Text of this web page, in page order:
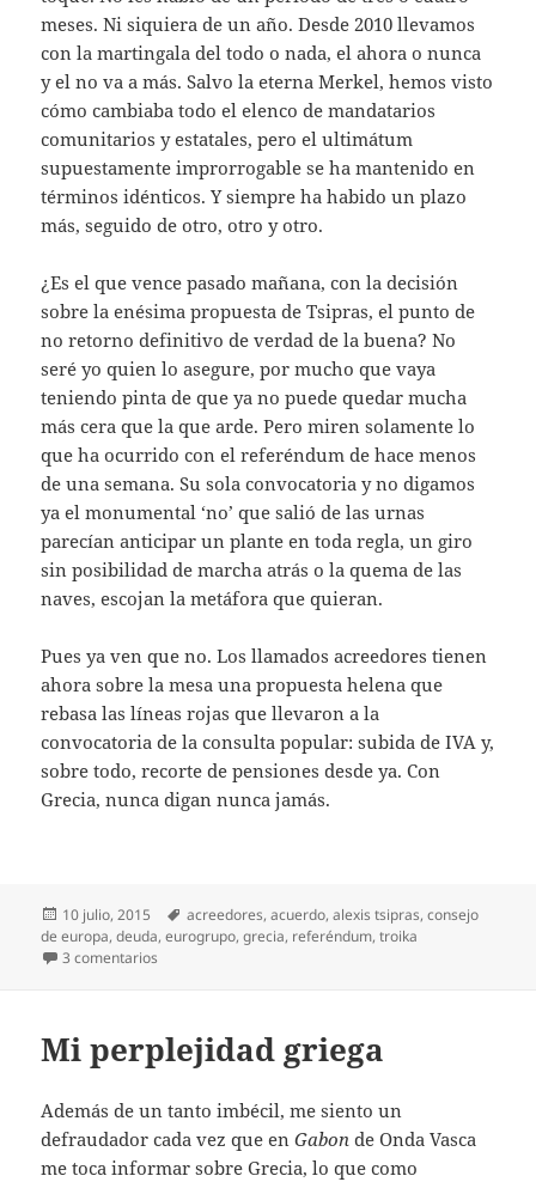
meses. Ni siquiera de un año. Desde 2010 llevamos
con la martingala del todo o nada, el ahora o nunca
y el no va a más. Salvo la eterna Merkel, hemos visto
cómo cambiaba todo el elenco de mandatarios
comunitarios y estatales, pero el ultimátum
supuestamente improrrogable se ha mantenido en
términos idénticos. Y siempre ha habido un plazo
más, seguido de otro, otro y otro.
¿Es el que vence pasado mañana, con la decisión
sobre la enésima propuesta de Tsipras, el punto de
no retorno definitivo de verdad de la buena? No
seré yo quien lo asegure, por mucho que vaya
teniendo pinta de que ya no puede quedar mucha
más cera que la que arde. Pero miren solamente lo
que ha ocurrido con el referéndum de hace menos
de una semana. Su sola convocatoria y no digamos
ya el monumental ‘no’ que salió de las urnas
parecían anticipar un plante en toda regla, un giro
sin posibilidad de marcha atrás o la quema de las
naves, escojan la metáfora que quieran.
Pues ya ven que no. Los llamados acreedores tienen
ahora sobre la mesa una propuesta helena que
rebasa las líneas rojas que llevaron a la
convocatoria de la consulta popular: subida de IVA y,
sobre todo, recorte de pensiones desde ya. Con
Grecia, nunca digan nunca jamás.
Publicado
el
10 julio, 2015 Etiquetas
acreedores,acuerdo,alexis tsipras,consejo
de europa,deuda,eurogrupo,grecia, referéndum,troika
3 comentarios
Mi perplejidad griega
Además de un tanto imbécil, me siento un
defraudador cada vez que enGabon de Onda Vasca
me toca informar sobre Grecia, lo que como